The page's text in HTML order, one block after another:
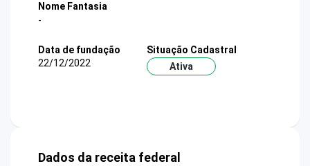
Nome Fantasia
-
Data de fundação
22/12/2022
Situação Cadastral
Ativa
Dados da receita federal